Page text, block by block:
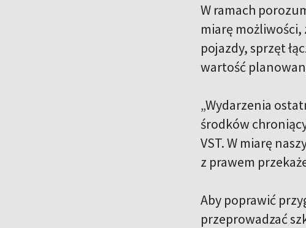
W ramach
miarę
pojazdy, sprzęt
wartość
„Wydarzenia
środków
VST. W miarę
z prawem
Aby poprawić
przeprowadzać